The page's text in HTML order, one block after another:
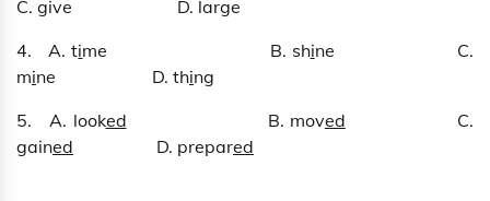
C. give D. large
4. A. time B. shine C.
mine D. thing
5. A. looked B. moved C.
gained D. prepared